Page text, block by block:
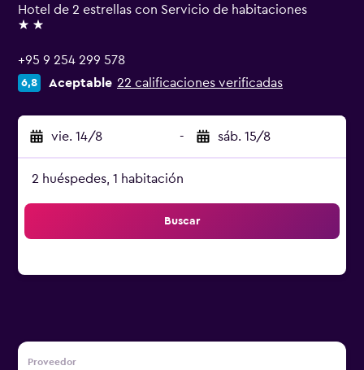
Hotel de 2 estrellas con Servicio de habitaciones
2 estrellas
+95 9 254 299 578
6,8 Aceptable 22 calificaciones verificadas
vie. 14/8 - sáb. 15/8
2 huéspedes, 1 habitación
Buscar
Proveedor